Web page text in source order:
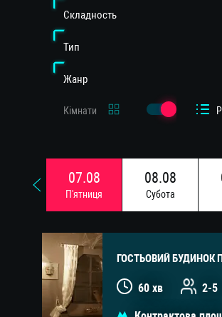
Cкладность
Тип
Жанр
Кімнати
07.08
П'ятниця
08.08
Субота
ГОСТЬОВИЙ БУДИНОК
60 хв 2-5